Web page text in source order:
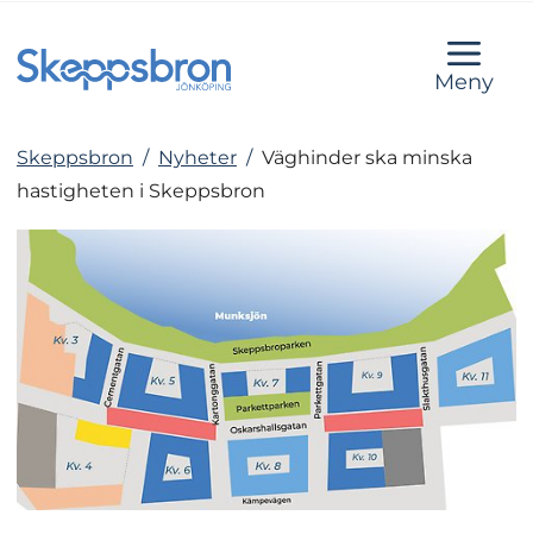
Meny
Skeppsbron / Nyheter / Väghinder ska minska
hastigheten i Skeppsbron